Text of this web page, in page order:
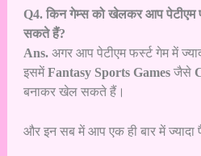
Q4. किन गेम्स को खेलकर आप पेटीएम
सकते हैं?
Ans. अगर आप पेटीएम फर्स्ट गेम में
इसमेंFantasy Sports Games जैसे
बनाकर खेल सकते हैं।
और इन सब में आप एक ही बार में